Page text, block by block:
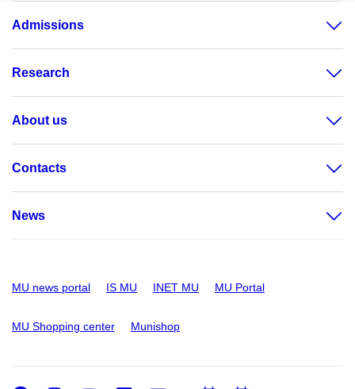
Admissions
Research
About us
Contacts
News
MU news portal IS MU INET MU MU Portal
MU Shopping center Munishop